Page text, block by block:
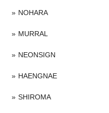
NOHARA
MURRAL
NEONSIGN
HAENGNAE
SHIROMA